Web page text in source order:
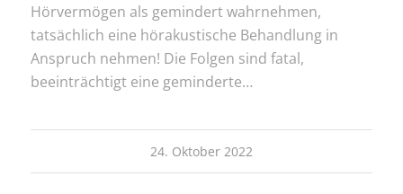
Hörvermögen als gemindert wahrnehmen,
tatsächlich eine hörakustische Behandlung in
Anspruch nehmen! Die Folgen sind fatal,
beeinträchtigt eine geminderte…
24. Oktober 2022